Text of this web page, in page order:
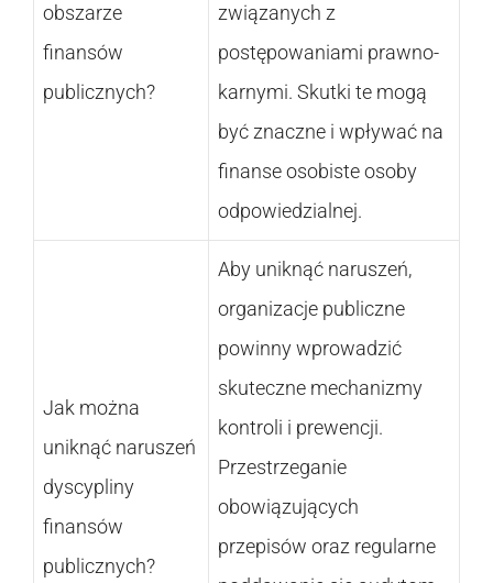
obszarze
finansów
publicznych?
związanych z
postępowaniami prawno-
karnymi. Skutki te mogą
być znaczne i wpływać na
finanse osobiste osoby
odpowiedzialnej.
Jak można
uniknąć naruszeń
dyscypliny
finansów
publicznych?
Aby uniknąć naruszeń,
organizacje publiczne
powinny wprowadzić
skuteczne mechanizmy
kontroli i prewencji.
Przestrzeganie
obowiązujących
przepisów oraz regularne